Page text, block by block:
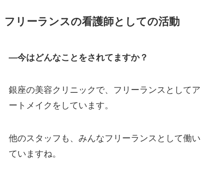
フリーランスの看護師としての活動
―今はどんなことをされてますか？
銀座の美容クリニックで、フリーランスとしてア
ートメイクをしています。
他のスタッフも、みんなフリーランスとして働い
ていますね。